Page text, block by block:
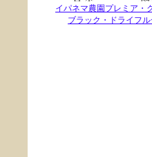
イパネマ農園プレミア・
ブラック・ドライフル